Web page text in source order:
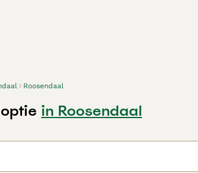
Roosendaal
in Roosendaal